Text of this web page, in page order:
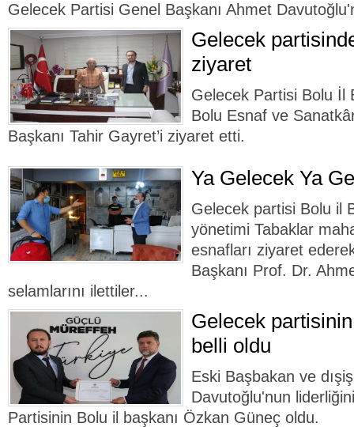
Gelecek Partisi Genel Başkanı Ahmet
Gelecek
ziyaret
Gelecek Partisi Bolu İl
Bolu Esnaf ve
Başkanı Tahir Gayret’i ziyaret etti.
Ya Gelecek Ya
Gelecek partisi Bolu il
yönetimi Tabaklar
esnafları ziyaret
Başkanı Prof. Dr.
selamlarını ilettiler...
Gelecek
belli oldu
Eski Başbakan ve
Davutoğlu'nun
Partisinin Bolu il başkanı Özkan Güneç oldu.